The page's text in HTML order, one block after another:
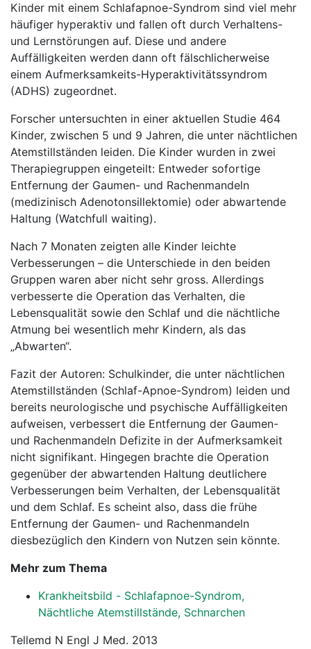
Kinder mit einem Schlafapnoe-Syndrom sind viel mehr
häufiger hyperaktiv und fallen oft durch Verhaltens-
und Lernstörungen auf. Diese und andere
Auffälligkeiten werden dann oft fälschlicherweise
einem Aufmerksamkeits-Hyperaktivitätssyndrom
(ADHS) zugeordnet.
Forscher untersuchten in einer aktuellen Studie 464
Kinder, zwischen 5 und 9 Jahren, die unter nächtlichen
Atemstillständen leiden. Die Kinder wurden in zwei
Therapiegruppen eingeteilt: Entweder sofortige
Entfernung der Gaumen- und Rachenmandeln
(medizinisch Adenotonsillektomie) oder abwartende
Haltung (Watchfull waiting).
Nach 7 Monaten zeigten alle Kinder leichte
Verbesserungen – die Unterschiede in den beiden
Gruppen waren aber nicht sehr gross. Allerdings
verbesserte die Operation das Verhalten, die
Lebensqualität sowie den Schlaf und die nächtliche
Atmung bei wesentlich mehr Kindern, als das
„Abwarten“.
Fazit der Autoren: Schulkinder, die unter nächtlichen
Atemstillständen (Schlaf-Apnoe-Syndrom) leiden und
bereits neurologische und psychische Auffälligkeiten
aufweisen, verbessert die Entfernung der Gaumen-
und Rachenmandeln Defizite in der Aufmerksamkeit
nicht signifikant. Hingegen brachte die Operation
gegenüber der abwartenden Haltung deutlichere
Verbesserungen beim Verhalten, der Lebensqualität
und dem Schlaf. Es scheint also, dass die frühe
Entfernung der Gaumen- und Rachenmandeln
diesbezüglich den Kindern von Nutzen sein könnte.
Mehr zum Thema
Krankheitsbild - Schlafapnoe-Syndrom,
Nächtliche Atemstillstände, Schnarchen
Tellemd N Engl J Med. 2013